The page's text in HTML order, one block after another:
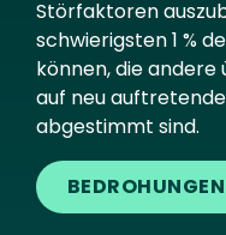
Störfaktoren
schwierigsten 1 %
können, die andere
auf neu
abgestimmt sind.